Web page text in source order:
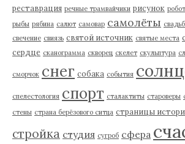
реставрация речные трамвайчики рисунок
рыбы рябина салют самовар самолёты
свечение свиязь святой источник святые места
сердце сканограмма скворец скелет скульптура
сморчок снег собака события
спелестология спорт сталактиты староверы
стены страна берёзового ситца страницы
стройка студия сугроб сфера